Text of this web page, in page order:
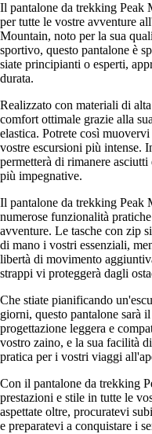
Il pantalone da trekking Peak
per tutte le vostre avventure
Mountain, noto per la sua
sportivo, questo pantalone è
siate principianti o esperti,
durata.
Realizzato con materiali di
comfort ottimale grazie alla
elastica. Potrete così
vostre escursioni più intense.
permetterà di rimanere
più impegnative.
Il pantalone da trekking Peak
numerose funzionalità
avventure. Le tasche con zip
di mano i vostri essenziali,
libertà di movimento
strappi vi proteggerà dagli
Che stiate pianificando
giorni, questo pantalone sarà
progettazione leggera e
vostro zaino, e la sua facilità
pratica per i vostri viaggi
Con il pantalone da trekking
prestazioni e stile in tutte le
aspettate oltre, procuratevi
e preparatevi a conquistare i